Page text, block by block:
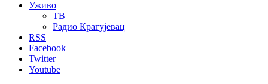
Уживо
ТВ
Радио Крагујевац
RSS
Facebook
Twitter
Youtube